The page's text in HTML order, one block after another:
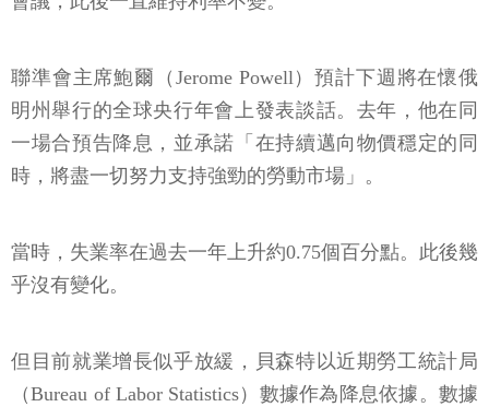
聯準會主席鮑爾（Jerome Powell）預計下週將在懷俄
明州舉行的全球央行年會上發表談話。去年，他在同
一場合預告降息，並承諾「在持續邁向物價穩定的同
時，將盡一切努力支持強勁的勞動市場」。
當時，失業率在過去一年上升約0.75個百分點。此後幾
乎沒有變化。
但目前就業增長似乎放緩，貝森特以近期勞工統計局
（Bureau of Labor Statistics）數據作為降息依據。數據